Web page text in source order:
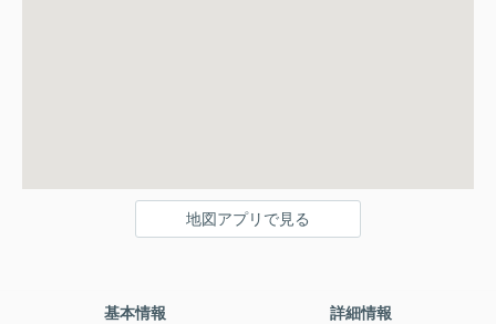
地図アプリで見る
基本情報 詳細情報